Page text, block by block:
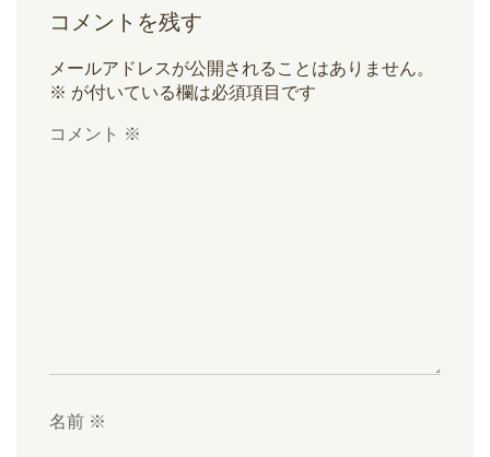
コメントを残す
メールアドレスが公開されることはありません。
※ が付いている欄は必須項目です
コメント ※
名前 ※